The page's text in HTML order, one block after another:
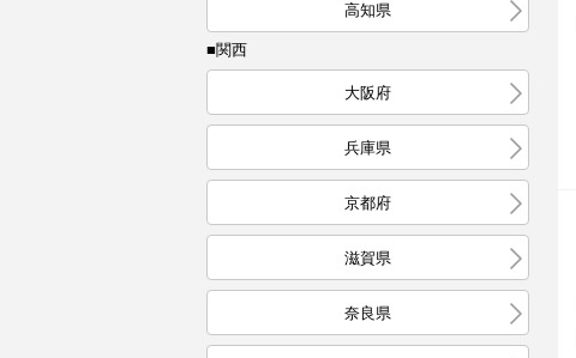
高知県
■関西
大阪府
兵庫県
京都府
滋賀県
奈良県